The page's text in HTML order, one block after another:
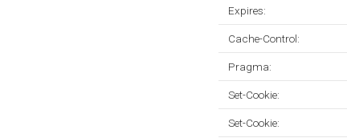
Expires:
Cache-Control:
Pragma:
Set-Cookie:
Set-Cookie: